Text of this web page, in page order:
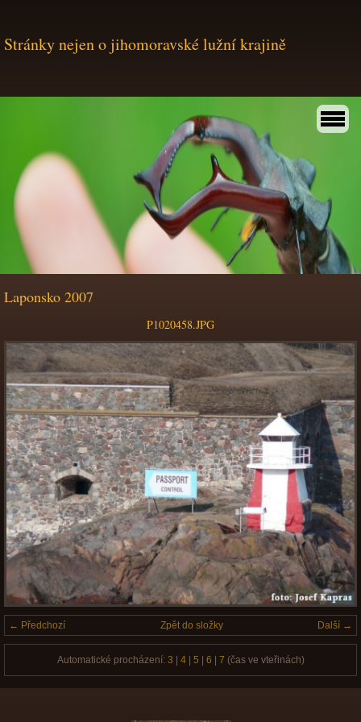
Stránky nejen o jihomoravské lužní krajině
Laponsko 2007
P1020458.JPG
← Předchozí Další →
Zpět do složky
Automatické procházení: 3 4| 5 6 7 (čas ve vteřinách)